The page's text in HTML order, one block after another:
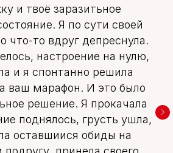
и твоё заразитьное
Я по сути своей
что-то вдруг депреснула.
настроение на нулю,
и я спонтанно решила
ваш марафон. И это было
решение. Я прокачала
поднялось, грусть ушла,
оставшиися обиды на